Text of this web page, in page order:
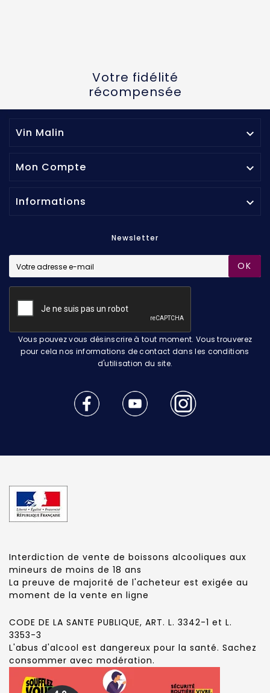
Votre fidélité
récompensée
Vin Malin 
Mon Compte 
Informations 
Newsletter
OK
Vous pouvez vous désinscrire à tout moment. Vous trouverez
pour cela nos informations de contact dans les conditions
d'utilisation du site.
Interdiction de vente de boissons alcooliques aux
mineurs de moins de 18 ans
La preuve de majorité de l'acheteur est exigée au
moment de la vente en ligne
CODE DE LA SANTE PUBLIQUE, ART. L. 3342-1 et L.
3353-3
L'abus d'alcool est dangereux pour la santé. Sachez
consommer avec modération.